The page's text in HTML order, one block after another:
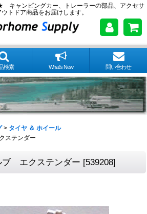
キャンピングカー、トレーラーの部品、アクセサ
ウトドア商品をお届けします。
検索 What's New 問い合わせ
> タイヤ ＆ ホイール
ステンダー
ブ エクステンダー [539208]